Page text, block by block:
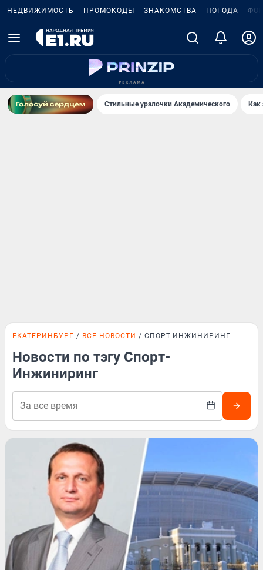
НЕДВИЖИМОСТЬ ПРОМОКОДЫ ЗНАКОМСТВА ПОГОДА
Стильные уралочки Академического
ЕКАТЕРИНБУРГ ВСЕ НОВОСТИ СПОРТ-ИНЖИНИРИНГ
Новости по тэгу Спорт-
Инжиниринг